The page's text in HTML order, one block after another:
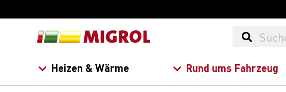
Heizen & Wärme Rund ums Fahrzeug